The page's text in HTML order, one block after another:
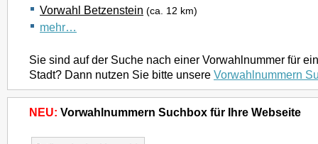
Vorwahl Betzenstein (ca. 12 km)
mehr…
Sie sind auf der Suche nach einer Vorwahlnummer für
Stadt? Dann nutzen Sie bitte unsere Vorwahlnummern
NEU: Vorwahlnummern Suchbox für Ihre Webseite